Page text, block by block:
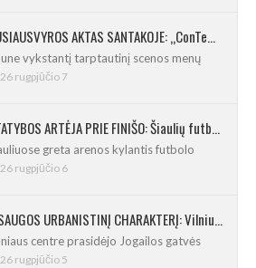
PUSIAUSVYROS AKTAS SANTAKOJE: „ConTempo 2026“ uždarys sudėtingas pasirodymas 8 m aukštyje
vykstantį tarptautinį scenos menų
rugpjūčio 7
STATYBOS ARTĖJA PRIE FINIŠO: Šiaulių futbolo ir regbio maniežas įgavo kontūrus
greta arenos kylantis futbolo
rugpjūčio 6
IŠSAUGOS URBANISTINĮ CHARAKTERĮ: Vilniuje pradėtas Jogailos gatvės remontas
centre prasidėjo Jogailos gatvės
rugpjūčio 5